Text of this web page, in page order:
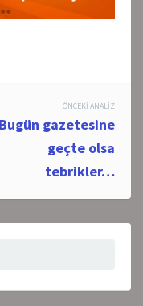
ÖNCEKI ANALIZ
Bugün gazetesine
geçte olsa
tebrikler…